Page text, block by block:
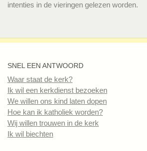
intenties in de vieringen gelezen worden.
SNEL EEN ANTWOORD
Waar staat de kerk?
Ik wil een kerkdienst bezoeken
We willen ons kind laten dopen
Hoe kan ik katholiek worden?
Wij willen trouwen in de kerk
Ik wil biechten